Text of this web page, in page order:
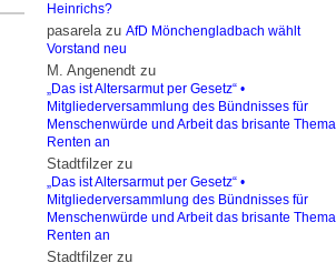
Heinrichs?
pasarelazu AfD Mönchengladbach wählt
Vorstand neu
M. Angenendt zu
„Das ist Altersarmut per Gesetz“ •
Mitgliederversammlung des Bündnisses für
Menschenwürde und Arbeit das brisante Thema
Renten an
Stadtfilzer zu
„Das ist Altersarmut per Gesetz“ •
Mitgliederversammlung des Bündnisses für
Menschenwürde und Arbeit das brisante Thema
Renten an
Stadtfilzer zu